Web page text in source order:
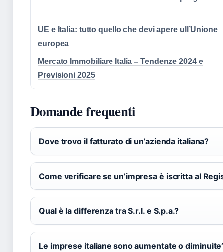
UE e Italia: tutto quello che devi apere ull’Unione
europea
Mercato Immobiliare Italia – Tendenze 2024 e
Previsioni 2025
Domande frequenti
Dove trovo il fatturato di un’azienda italiana?
Come verificare se un’impresa è iscritta al
Qual è la differenza tra S.r.l. e S.p.a.?
Le imprese italiane sono aumentate o